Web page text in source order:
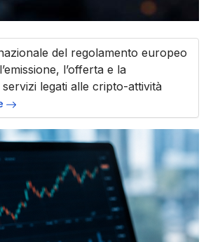
del regolamento europeo
l’offerta e la
legati alle cripto-attività